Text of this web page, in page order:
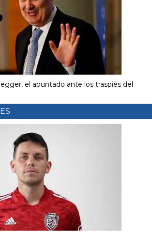
el apuntado ante los traspiés del